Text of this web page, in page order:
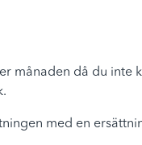
månaden då du inte
med en